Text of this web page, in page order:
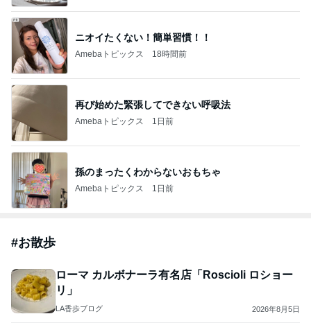
ニオイたくない！簡単習慣！！
Amebaトピックス 18時間前
再び始めた緊張してできない呼吸法
Amebaトピックス 1日前
孫のまったくわからないおもちゃ
Amebaトピックス 1日前
#お散歩
ローマ カルボナーラ有名店「Roscioli ロショー
リ」
LA香歩ブログ 2026年8月5日